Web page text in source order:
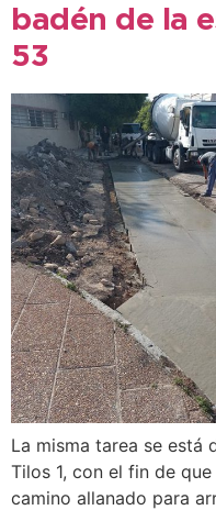
badén de la
53
La misma tarea se está
Tilos 1, con el fin de
camino allanado para